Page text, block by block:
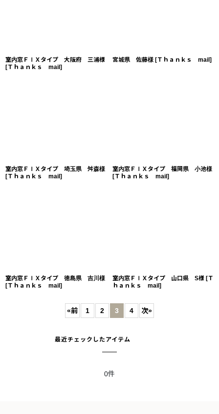
室内窓ＦＩＸタイプ 大阪府 三浦様
[Ｔｈａｎｋｓ mail ]
宮城県 佐藤様 [Ｔｈａｎｋｓ mail ]
室内窓ＦＩＸタイプ 埼玉県 舛森様
[Ｔｈａｎｋｓ mail ]
室内窓ＦＩＸタイプ 福岡県 小池様
[Ｔｈａｎｋｓ mail ]
室内窓ＦＩＸタイプ 徳島県 吉川様
[Ｔｈａｎｋｓ mail ]
室内窓ＦＩＸタイプ 山口県 S様 [Ｔ
ｈａｎｋｓ mail ]
«前 1 2 3 4 次»
最近チェックしたアイテム
0件